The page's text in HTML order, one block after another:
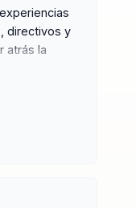
directivos y
atrás la
jingles y
como